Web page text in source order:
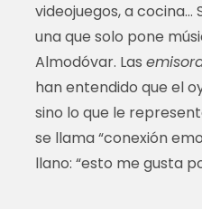
videojuegos, a cocina…
una que solo pone
Almodóvar. Las
han entendido que el
sino lo que le
se llama “conexión
llano: “esto me gusta